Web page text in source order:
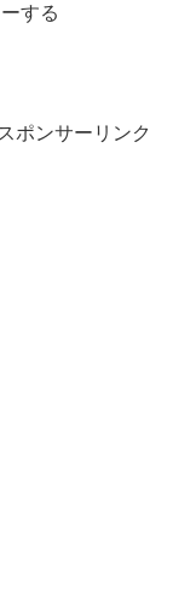
する
スポンサーリンク